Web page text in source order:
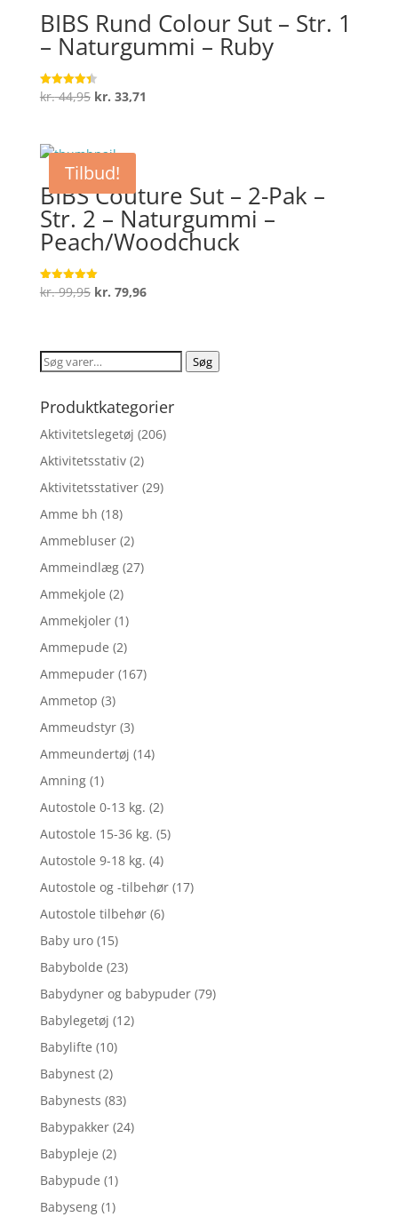
BIBS Rund Colour Sut – Str. 1
– Naturgummi – Ruby
Vurderet
4.4
kr.44,95 Den
var:
kr. 44,95.
kr. 33,71
Tilbud!
BIBS Couture Sut – 2-Pak –
Str. 2 – Naturgummi –
Peach/Woodchuck
Vurderet
5
kr.99,95 Den
var:
kr. 99,95.
kr. 79,96Den
er:
kr. 79,96.
Søg
Søg
Produktkategorier
Aktivitetslegetøj (206)
Aktivitetsstativ (2)
Aktivitetsstativer (29)
Amme bh (18)
Ammebluser (2)
Ammeindlæg (27)
Ammekjole (2)
Ammekjoler (1)
Ammepude (2)
Ammepuder (167)
Ammetop (3)
Ammeudstyr (3)
Ammeundertøj (14)
Amning (1)
Autostole 0-13 kg. (2)
Autostole 15-36 kg. (5)
Autostole 9-18 kg. (4)
Autostole og -tilbehør (17)
Autostole tilbehør (6)
Baby uro (15)
Babybolde (23)
Babydyner og babypuder (79)
Babylegetøj (12)
Babylifte (10)
Babynest (2)
Babynests (83)
Babypakker (24)
Babypleje (2)
Babypude (1)
Babyseng (1)